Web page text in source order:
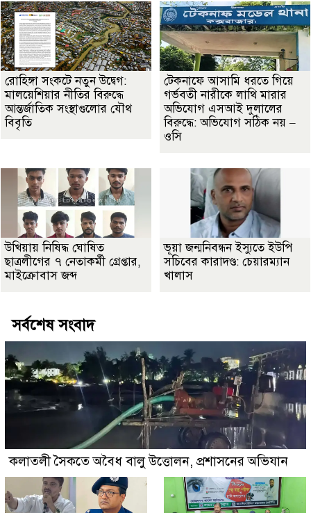
রোহিঙ্গা সংকটে নতুন উদ্বেগ:
মালয়েশিয়ার নীতির বিরুদ্ধে
আন্তর্জাতিক সংস্থাগুলোর যৌথ
বিবৃতি
টেকনাফে আসামি ধরতে গিয়ে
গর্ভবতী নারীকে লাথি মারার
অভিযোগ এসআই দুলালের
বিরুদ্ধে: অভিযোগ সঠিক নয় –
ওসি
উখিয়ায় নিষিদ্ধ ঘোষিত
ছাত্রলীগের ৭ নেতাকর্মী গ্রেপ্তার,
মাইক্রোবাস জব্দ
ভূয়া জন্মনিবন্ধন ইস্যুতে ইউপি
সচিবের কারাদণ্ড: চেয়ারম্যান
খালাস
সর্বশেষ সংবাদ
কলাতলী সৈকতে অবৈধ বালু উত্তোলন, প্রশাসনের অভিযান